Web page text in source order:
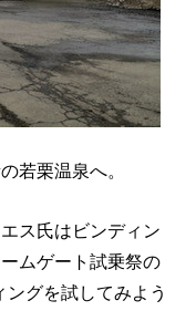
若栗温泉へ。
ス氏はビンディン
ムゲート試乗祭の
グを試してみよう